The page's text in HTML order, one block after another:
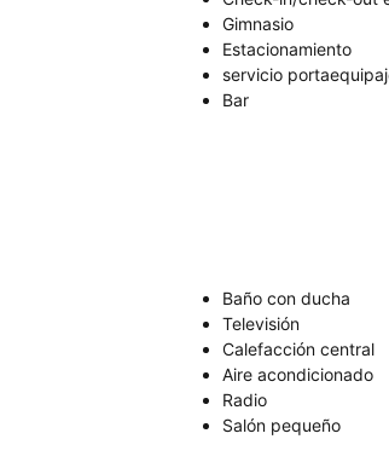
Gimnasio
Estacionamiento
servicio
Bar
Baño con ducha
Televisión
Calefacción central
Aire acondicionado
Radio
Salón pequeño